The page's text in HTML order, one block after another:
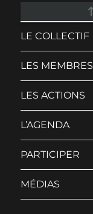
LE COLLECTIF
LES MEMBRES
LES ACTIONS
L’AGENDA
PARTICIPER
MÉDIAS